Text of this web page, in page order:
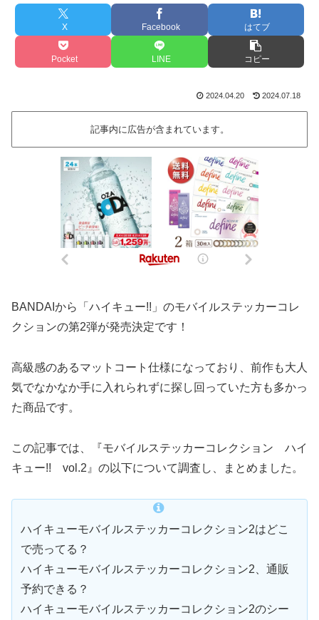
X Facebook はてブ
Pocket LINE コピー
2024.04.20 2024.07.18
記事内に広告が含まれています。
BANDAIから「ハイキュー!!」のモバイルステッカーコレ
クションの第2弾が発売決定です！
高級感のあるマットコート仕様になっており、前作も大人
気でなかなか手に入れられずに探し回っていた方も多かっ
た商品です。
この記事では、『モバイルステッカーコレクション ハイ
キュー!! vol.2』の以下について調査し、まとめました。
ハイキューモバイルステッカーコレクション2はどこ
で売ってる？
ハイキューモバイルステッカーコレクション2、通販
予約できる？
ハイキューモバイルステッカーコレクション2のシー